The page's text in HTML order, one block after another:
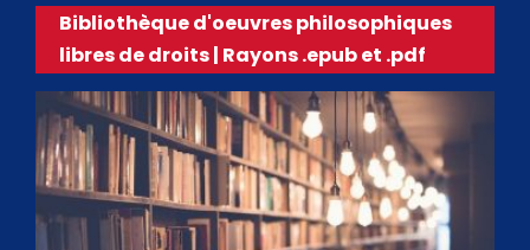
Bibliothèque d'oeuvres philosophiques
libres de droits | Rayons .epub et .pdf